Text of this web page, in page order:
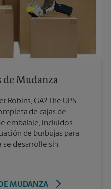
de Mudanza
Robins, GA? The UPS
de cajas de
embalaje, incluidos
de burbujas para
se desarrolle sin
MUDANZA